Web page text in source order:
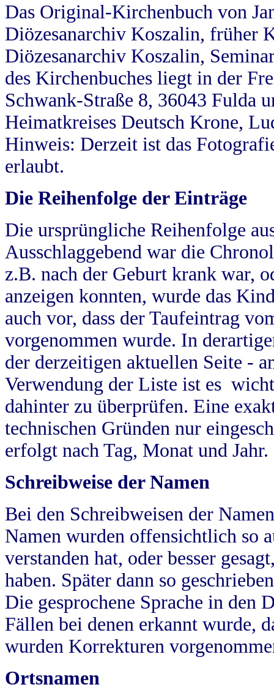
Das Original-Kirchenbuch von
Diözesanarchiv Koszalin, früher
Diözesanarchiv Koszalin,
des Kirchenbuches liegt in der
Schwank-Straße 8, 36043 Fulda
Heimatkreises Deutsch Krone,
Hinweis: Derzeit ist das
erlaubt.
Die Reihenfolge der Einträge
Die ursprüngliche Reihenfolge
Ausschlaggebend war die
z.B. nach der Geburt krank war,
anzeigen konnten, wurde das
auch vor, dass der Taufeintrag
vorgenommen wurde. In
der derzeitigen aktuellen Seite -
Verwendung der Liste ist es
dahinter zu überprüfen. Eine
technischen Gründen nur
erfolgt nach Tag, Monat und Jahr.
Schreibweise der Namen
Bei den Schreibweisen der
Namen wurden offensichtlich so
verstanden hat, oder besser
haben. Später dann so
Die gesprochene Sprache in
Fällen bei denen erkannt wurde,
wurden Korrekturen
Ortsnamen